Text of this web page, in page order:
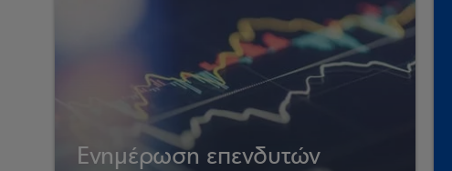
Ενημέρωση επενδυτών